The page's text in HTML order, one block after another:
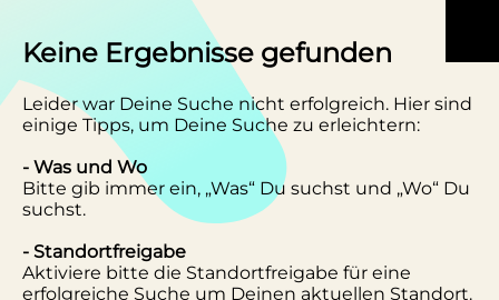
Keine Ergebnisse gefunden
Leider war Deine Suche nicht erfolgreich. Hier sind
einige Tipps, um Deine Suche zu erleichtern:
- Was und Wo
Bitte gib immer ein, „Was“ Du suchst und „Wo“ Du
suchst.
- Standortfreigabe
Aktiviere bitte die Standortfreigabe für eine
erfolgreiche Suche um Deinen aktuellen Standort.